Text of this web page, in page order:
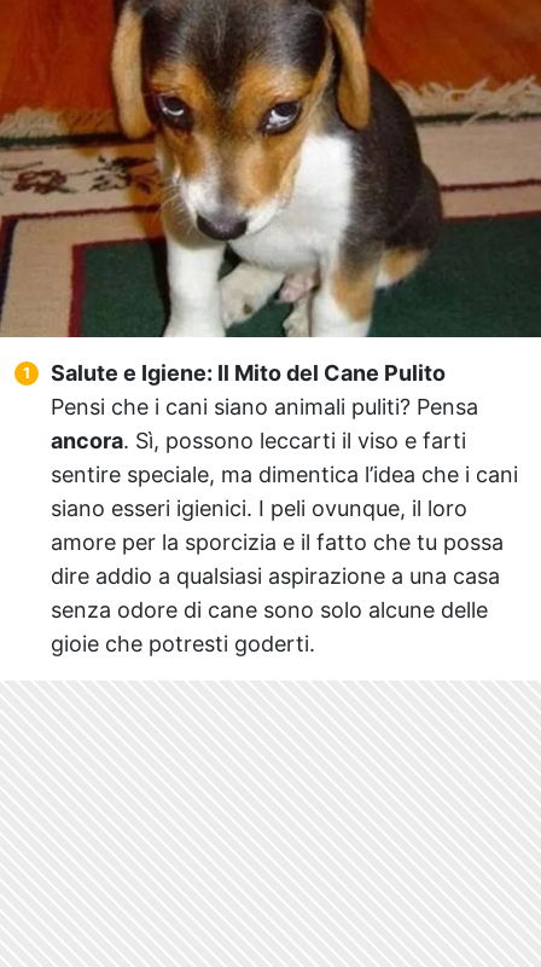
Salute e Igiene: Il Mito del Cane Pulito
Pensi che i cani siano animali puliti? Pensa
ancora. Sì, possono leccarti il viso e farti
sentire speciale, ma dimentica l’idea che i cani
siano esseri igienici. I peli ovunque, il loro
amore per la sporcizia e il fatto che tu possa
dire addio a qualsiasi aspirazione a una casa
senza odore di cane sono solo alcune delle
gioie che potresti goderti.